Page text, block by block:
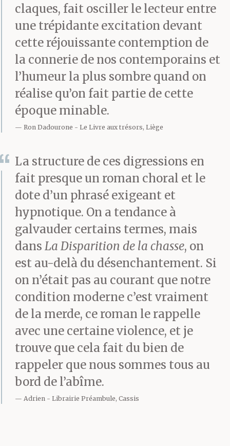
claques, fait osciller le lecteur entre
une trépidante excitation devant
cette réjouissante contemption de
la connerie de nos contemporains et
l’humeur la plus sombre quand on
réalise qu’on fait partie de cette
époque minable.
Ron Dadourone Le Livre aux trésors, Liège
La structure de ces digressions en
fait presque un roman choral et le
dote d’un phrasé exigeant et
hypnotique. On a tendance à
galvauder certains termes, mais
dans La Disparition de la chasse, on
est au-delà du désenchantement. Si
on n’était pas au courant que notre
condition moderne c’est vraiment
de la merde, ce roman le rappelle
avec une certaine violence, et je
trouve que cela fait du bien de
rappeler que nous sommes tous au
bord de l’abîme.
Adrien Librairie Préambule, Cassis